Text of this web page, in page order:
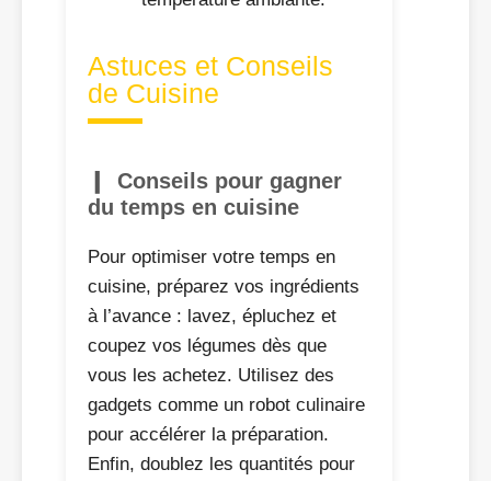
Astuces et Conseils
de Cuisine
Conseils pour gagner
du temps en cuisine
Pour optimiser votre temps en
cuisine, préparez vos ingrédients
à l’avance : lavez, épluchez et
coupez vos légumes dès que
vous les achetez. Utilisez des
gadgets comme un robot culinaire
pour accélérer la préparation.
Enfin, doublez les quantités pour